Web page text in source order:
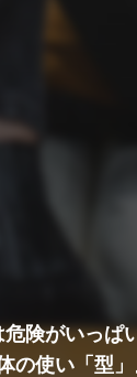
険がいっぱ
の使い「型